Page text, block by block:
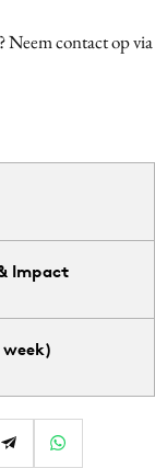
Neem contact op via
Impact